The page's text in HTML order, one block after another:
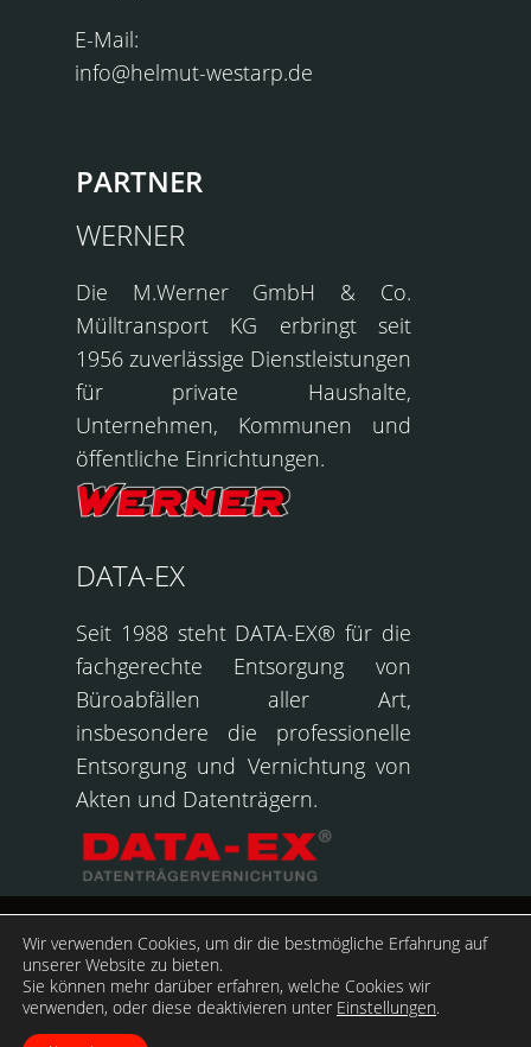
E-Mail:
info@helmut-westarp.de
PARTNER
WERNER
Die M.Werner GmbH & Co.
Mülltransport KG erbringt seit
1956 zuverlässige Dienstleistungen
für private Haushalte,
Unternehmen, Kommunen und
öffentliche Einrichtungen.
DATA-EX
Seit 1988 steht DATA-EX® für die
fachgerechte Entsorgung von
Büroabfällen aller Art,
insbesondere die professionelle
Entsorgung und Vernichtung von
Akten und Datenträgern.
Helmut Westarp GmbH
& Co.KG © Copyright
2025
Wir verwenden Cookies, um dir die bestmögliche Erfahrung auf
unserer Website zu bieten.
Sie können mehr darüber erfahren, welche Cookies wir
verwenden, oder diese deaktivieren unter Einstellungen.